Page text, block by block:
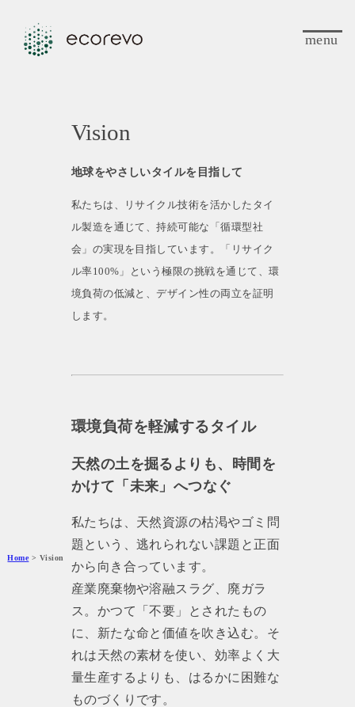
menu
Home > Vision
Vision
地球をやさしいタイルを目指して
私たちは、リサイクル技術を活かしたタイ
ル製造を通じて、持続可能な「循環型社
会」の実現を目指しています。「リサイク
ル率100%」という極限の挑戦を通じて、環
境負荷の低減と、デザイン性の両立を証明
します。
環境負荷を軽減するタイル
天然の土を掘るよりも、時間を
かけて「未来」へつなぐ
私たちは、天然資源の枯渇やゴミ問
題という、逃れられない課題と正面
から向き合っています。
産業廃棄物や溶融スラグ、廃ガラ
ス。かつて「不要」とされたもの
に、新たな命と価値を吹き込む。そ
れは天然の素材を使い、効率よく大
量生産するよりも、はるかに困難な
ものづくりです。